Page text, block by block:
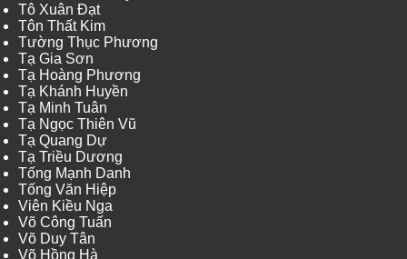
Tô Xuân Đạt
Tôn Thất Kim
Tường Thục Phương
Tạ Gia Sơn
Tạ Hoàng Phương
Tạ Khánh Huyền
Tạ Minh Tuân
Tạ Ngọc Thiên Vũ
Tạ Quang Dự
Tạ Triều Dương
Tống Mạnh Danh
Tống Văn Hiệp
Viên Kiều Nga
Võ Công Tuấn
Võ Duy Tân
Võ Hồng Hà